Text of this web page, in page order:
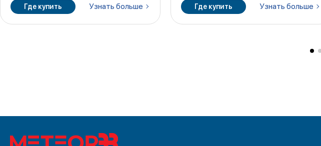
Где купить
Узнать больше
Где купить
Узнать больше